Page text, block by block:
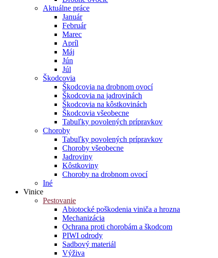
Aktuálne práce
Január
Február
Marec
Apríl
Máj
Jún
Júl
Škodcovia
Škodcovia na drobnom ovocí
Škodcovia na jadrovinách
Škodcovia na kôstkovinách
Škodcovia všeobecne
Tabuľky povolených prípravkov
Choroby
Tabuľky povolených prípravkov
Choroby všeobecne
Jadroviny
Kôstkoviny
Choroby na drobnom ovocí
Iné
Vinice
Pestovanie
Abiotocké poškodenia viniča a hrozna
Mechanizácia
Ochrana proti chorobám a škodcom
PIWI odrody
Sadbový materiál
Výživa